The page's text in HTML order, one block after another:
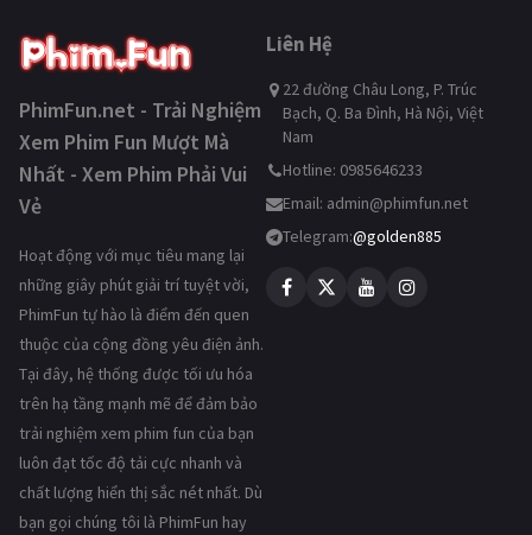
PhimFun.net - Trải Nghiệm
Xem Phim Fun Mượt Mà
Nhất - Xem Phim Phải Vui
Vẻ
Hoạt động với mục tiêu mang lại
những giây phút giải trí tuyệt vời,
PhimFun tự hào là điểm đến quen
thuộc của cộng đồng yêu điện ảnh.
Tại đây, hệ thống được tối ưu hóa
trên hạ tầng mạnh mẽ để đảm bảo
trải nghiệm xem phim fun của bạn
luôn đạt tốc độ tải cực nhanh và
chất lượng hiển thị sắc nét nhất. Dù
bạn gọi chúng tôi là PhimFun hay
Liên Hệ
22 đường Châu Long, P. Trúc
Bạch, Q. Ba Đình, Hà Nội, Việt
Nam
Hotline: 0985646233
Email: admin@phimfun.net
Telegram:@golden885